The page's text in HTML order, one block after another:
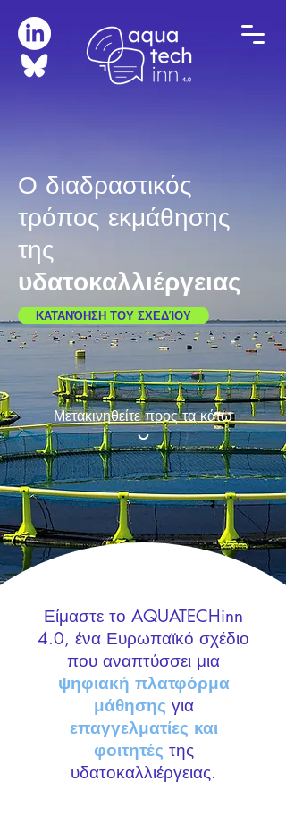
Ο διαδραστικός
τρόπος εκμάθησης
της
υδατοκαλλιέργειας
ΚΑΤΑΝΌΗΣΗ ΤΟΥ ΣΧΕΔΊΟΥ
Μετακινηθείτε προς τα κάτω
Είμαστε το AQUATECHinn
4.0, ένα Ευρωπαϊκό σχέδιο
που αναπτύσσει μια
ψηφιακή πλατφόρμα
μάθησης για
επαγγελματίες και
φοιτητές της
υδατοκαλλιέργειας.